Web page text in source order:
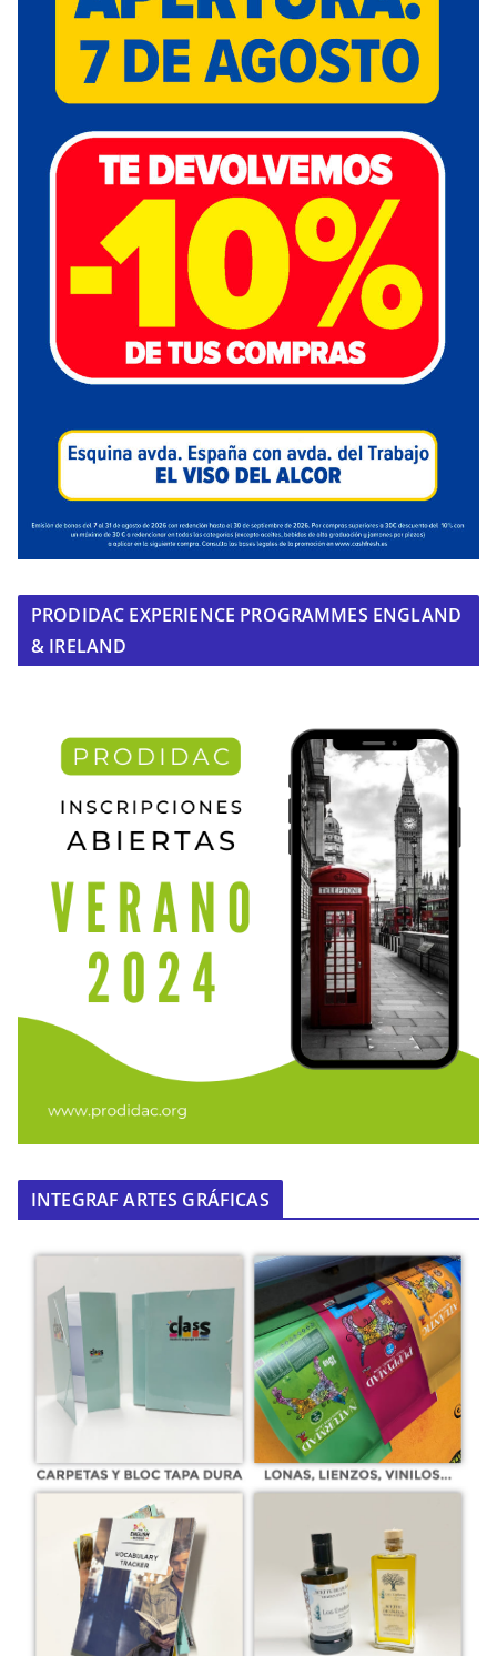
PRODIDAC EXPERIENCE PROGRAMMES ENGLAND
& IRELAND
INTEGRAF ARTES GRÁFICAS